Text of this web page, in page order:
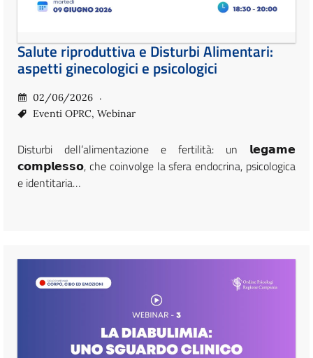
Salute riproduttiva e Disturbi Alimentari:
aspetti ginecologici e psicologici
02/06/2026
Eventi OPRC, Webinar
Disturbi dell’alimentazione e fertilità: un 𝗹𝗲𝗴𝗮𝗺𝗲
𝗰𝗼𝗺𝗽𝗹𝗲𝘀𝘀𝗼, che coinvolge la sfera endocrina, psicologica
e identitaria…